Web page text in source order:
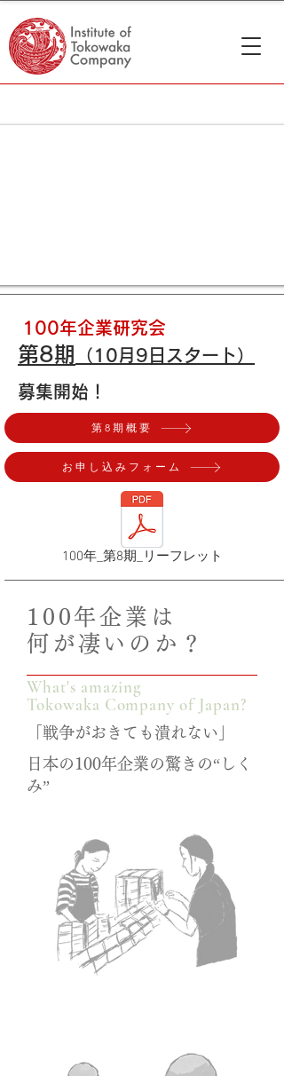
100年企業研究会
​第8期 （10月9日スタート）
​募集開始！
第8期概要
お申し込みフォーム
100年_第8期_リーフレット
100年企業は
何が凄いのか？
What's amazing
Tokowaka Company of Japan?
「戦争がおきても潰れない」
日本の100年企業の驚きの“しく
み”